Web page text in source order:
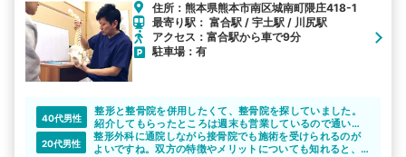
住所：熊本県熊本市南区城南町隈庄418-1
最寄り駅： 富合駅 / 宇土駅 / 川尻駅
アクセス：富合駅から車で9分
駐車場：有
40代男性
整形と整骨院を併用したくて、整骨院を探していました。
紹介してもらったところは週末も営業しているので通い安
かったです。また、先生もきちんとこちらの話を聞いて、
説明もしっかりとしてもらえたので、安心して通院するこ
20代男性
整形外科に通院しながら接骨院でも施術を受けられるのが
よいですね。双方の特徴やメリットについても知れると、